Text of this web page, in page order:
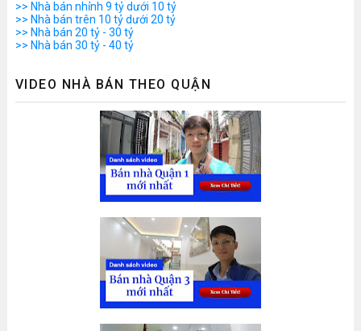
>> Nhà bán nhỉnh 9 tỷ dưới 10 tỷ
>> Nhà bán trên 10 tỷ dưới 20 tỷ
>> Nhà bán 20 tỷ - 30 tỷ
>> Nhà bán 30 tỷ - 40 tỷ
VIDEO NHÀ BÁN THEO QUẬN